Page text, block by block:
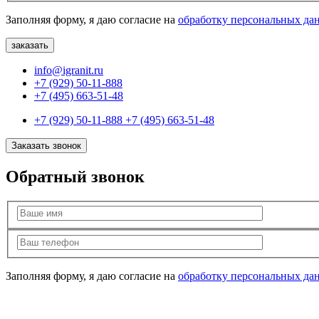
Заполняя форму, я даю согласие на обработку персональных
info@igranit.ru
+7 (929) 50-11-888
+7 (495) 663-51-48
+7 (929) 50-11-888 +7 (495) 663-51-48
Заказать звонок
Обратный звонок
Заполняя форму, я даю согласие на обработку персональных